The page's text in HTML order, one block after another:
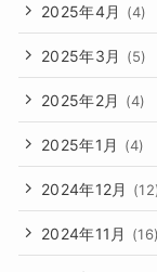
2025年4月 (4)
2025年3月 (5)
2025年2月 (4)
2025年1月 (4)
2024年12月
2024年11月 (16)